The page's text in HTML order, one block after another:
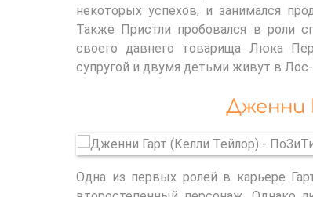
некоторых успехов, и занимался
Также Пристли пробовался в роли
своего давнего товарища Люка
супругой и двумя детьми живут в
Дженни
Одна из первых ролей в карьере